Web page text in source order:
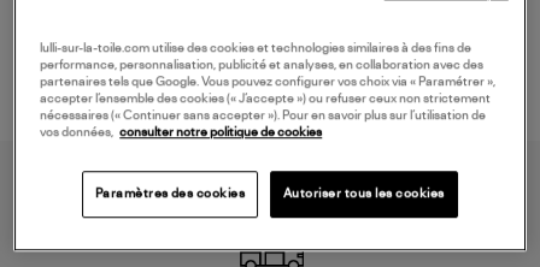
lulli-sur-la-toile.com utilise des cookies et technologies similaires à des fins de
performance, personnalisation, publicité et analyses, en collaboration avec des
partenaires tels que Google. Vous pouvez configurer vos choix via « Paramétrer »,
accepter l’ensemble des cookies (« J’accepte ») ou refuser ceux non strictement
nécessaires (« Continuer sans accepter »). Pour en savoir plus sur l’utilisation de
vos données,
consulter notre politique de cookies
Paramètres des cookies Autoriser tous les cookies